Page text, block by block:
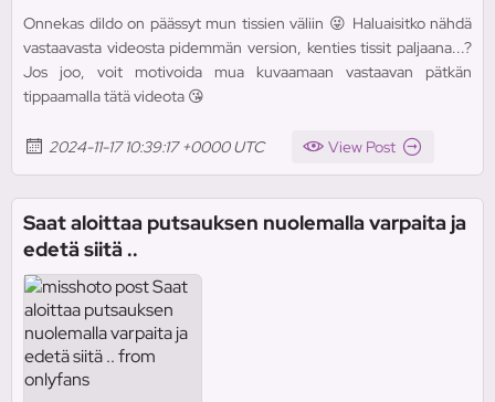
Onnekas dildo on päässyt mun tissien väliin 😜 Haluaisitko nähdä
vastaavasta videosta pidemmän version, kenties tissit paljaana...?
Jos joo, voit motivoida mua kuvaamaan vastaavan pätkän
tippaamalla tätä videota 😘
2024-11-17 10:39:17 +0000 UTC View Post
Saat aloittaa putsauksen nuolemalla varpaita ja
edetä siitä ..